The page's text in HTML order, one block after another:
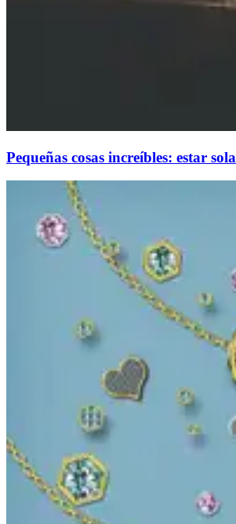
Pequeñas cosas increíbles: estar sola